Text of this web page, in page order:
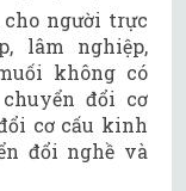
người trực
lâm nghiệp,
không có
đổi cơ
cơ cấu kinh
đổi nghề và